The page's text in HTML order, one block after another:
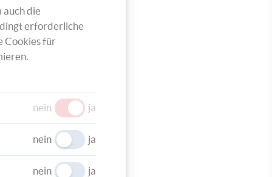
einem
auch die
erforderliche
Cookies für
nein ja
nein ja
nein
ja